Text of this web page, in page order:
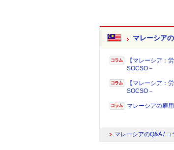
マレーシア
【マレーシア：
SOCSO－
【マレーシア：
SOCSO－
マレーシアの雇
マレーシアのQ&A / コ